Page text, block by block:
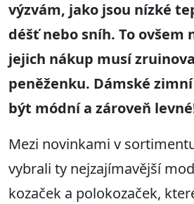
výzvám, jako jsou nízké
déšť nebo sníh. To ovšem
jejich nákup musí
peněženku. Dámské
být módní a zároveň
Mezi novinkami v
vybrali ty nejzajímavější
kozaček a polokozaček,